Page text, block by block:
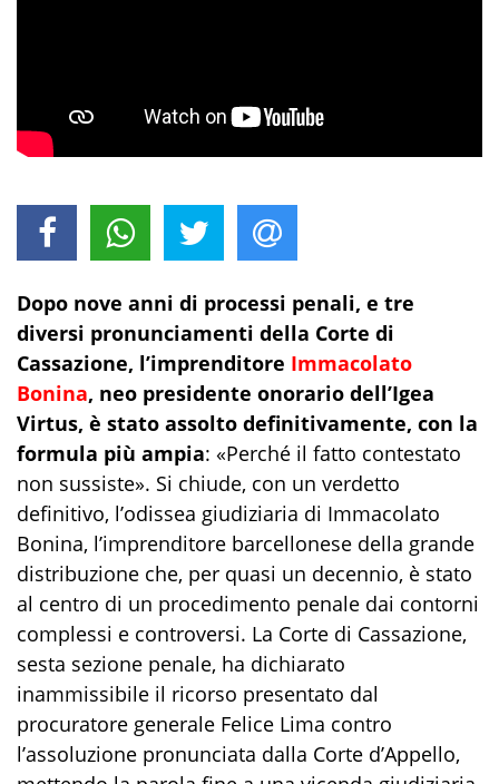
Dopo nove anni di processi penali, e tre
diversi pronunciamenti della Corte di
Cassazione, l’imprenditore Immacolato
Bonina, neo presidente onorario dell’Igea
Virtus, è stato assolto definitivamente, con la
formula più ampia: «Perché il fatto contestato
non sussiste». Si chiude, con un verdetto
definitivo, l’odissea giudiziaria di Immacolato
Bonina, l’imprenditore barcellonese della grande
distribuzione che, per quasi un decennio, è stato
al centro di un procedimento penale dai contorni
complessi e controversi. La Corte di Cassazione,
sesta sezione penale, ha dichiarato
inammissibile il ricorso presentato dal
procuratore generale Felice Lima contro
l’assoluzione pronunciata dalla Corte d’Appello,